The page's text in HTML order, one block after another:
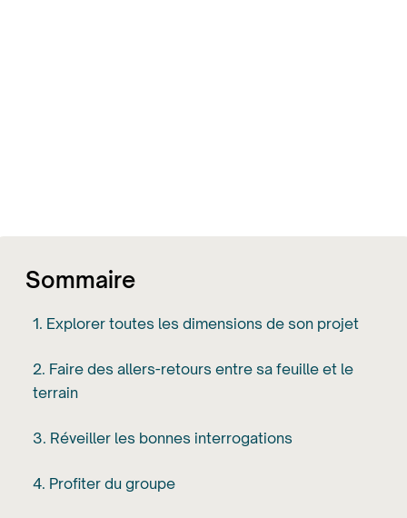
Sommaire
1. Explorer toutes les dimensions de son projet
2. Faire des allers-retours entre sa feuille et le
terrain
3. Réveiller les bonnes interrogations
4. Profiter du groupe